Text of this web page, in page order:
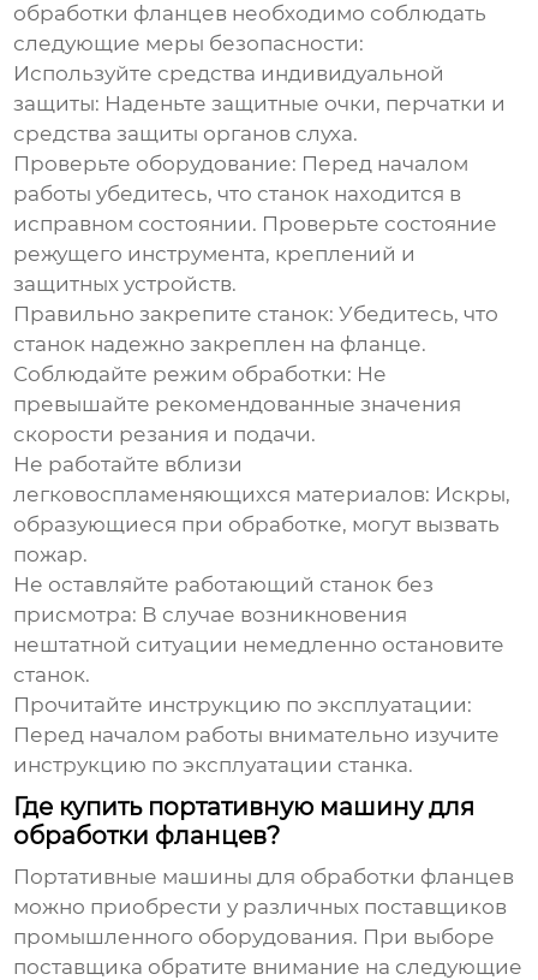
обработки фланцев необходимо соблюдать
следующие меры безопасности:
Используйте средства индивидуальной
защиты: Наденьте защитные очки, перчатки и
средства защиты органов слуха.
Проверьте оборудование: Перед началом
работы убедитесь, что станок находится в
исправном состоянии. Проверьте состояние
режущего инструмента, креплений и
защитных устройств.
Правильно закрепите станок: Убедитесь, что
станок надежно закреплен на фланце.
Соблюдайте режим обработки: Не
превышайте рекомендованные значения
скорости резания и подачи.
Не работайте вблизи
легковоспламеняющихся материалов: Искры,
образующиеся при обработке, могут вызвать
пожар.
Не оставляйте работающий станок без
присмотра: В случае возникновения
нештатной ситуации немедленно остановите
станок.
Прочитайте инструкцию по эксплуатации:
Перед началом работы внимательно изучите
инструкцию по эксплуатации станка.
Где купить портативную машину для
обработки фланцев?
Портативные машины для обработки фланцев
можно приобрести у различных поставщиков
промышленного оборудования. При выборе
поставщика обратите внимание на следующие